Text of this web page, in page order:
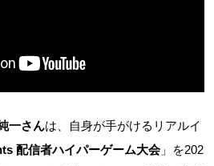
一さんは、自身が手がけるリアルイ
配信者ハイパーゲーム大会」を202